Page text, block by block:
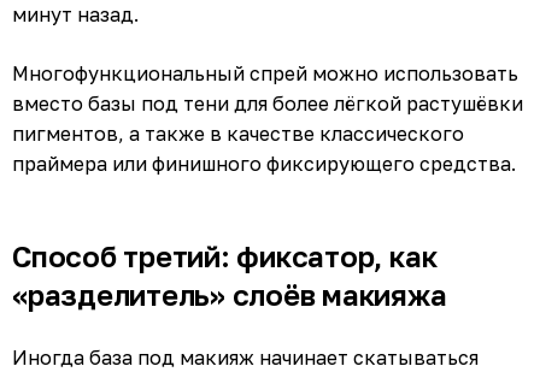
минут назад.
Многофункциональный спрей можно использовать
вместо базы под тени для более лёгкой растушёвки
пигментов, а также в качестве классического
праймера или финишного фиксирующего средства.
Способ третий: фиксатор, как
«разделитель» слоёв макияжа
Иногда база под макияж начинает скатываться